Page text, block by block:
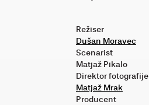
Režiser
Dušan Moravec
Scenarist
Matjaž Pikalo
Direktor fotografije
Matjaž Mrak
Producent